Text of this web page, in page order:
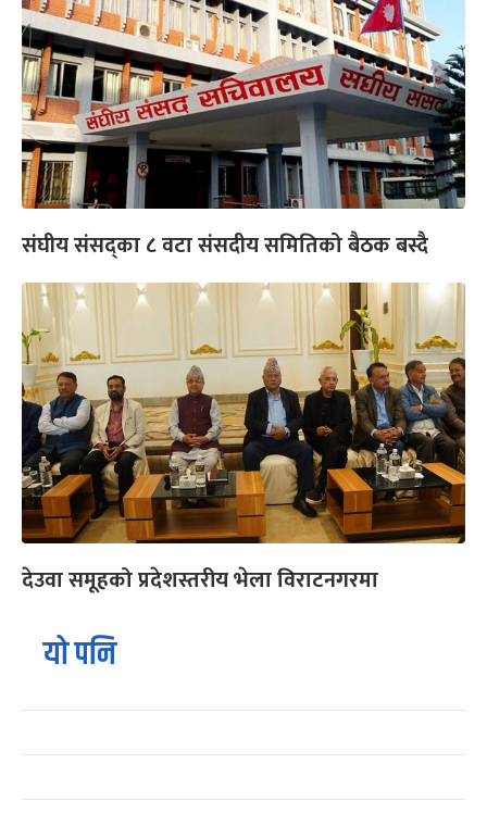
संघीय संसद्का ८ वटा संसदीय समितिको बैठक बस्दै
देउवा समूहको प्रदेशस्तरीय भेला विराटनगरमा
यो पनि